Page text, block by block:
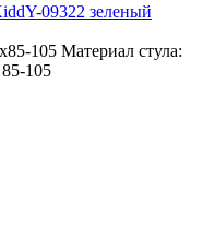
09322 зеленый
105 Материал стула:
85-105